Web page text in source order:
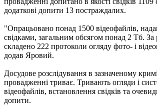
додаткові допити 13 постраждалих.
"Опрацьовано понад 1500 відеофайлів,
свідками, загальним обсягом понад 2 Тб. За
складено 222 протоколи огляду фото- і
додав Яровий.
Досудове розслідування в зазначеному
провадженні триває. Тривають огляди і
відеофайлів, встановлення свідків та
допити.